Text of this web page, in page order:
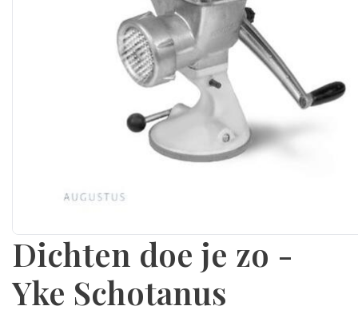
Dichten doe je zo -
Yke Schotanus